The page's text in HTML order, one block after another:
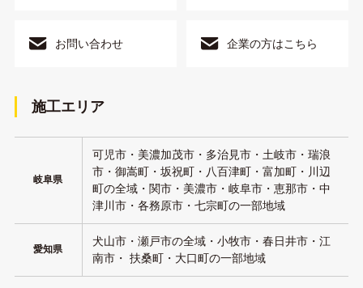
お問い合わせ 企業の方はこちら
施工エリア
岐阜県
可児市・美濃加茂市・多治見市・土岐市・瑞浪
市・御嵩町・坂祝町・八百津町・富加町・川辺
町の全域・関市・美濃市・岐阜市・恵那市・中
津川市・各務原市・七宗町の一部地域
愛知県
犬山市・瀬戸市の全域・小牧市・春日井市・江
南市・ 扶桑町・大口町の一部地域